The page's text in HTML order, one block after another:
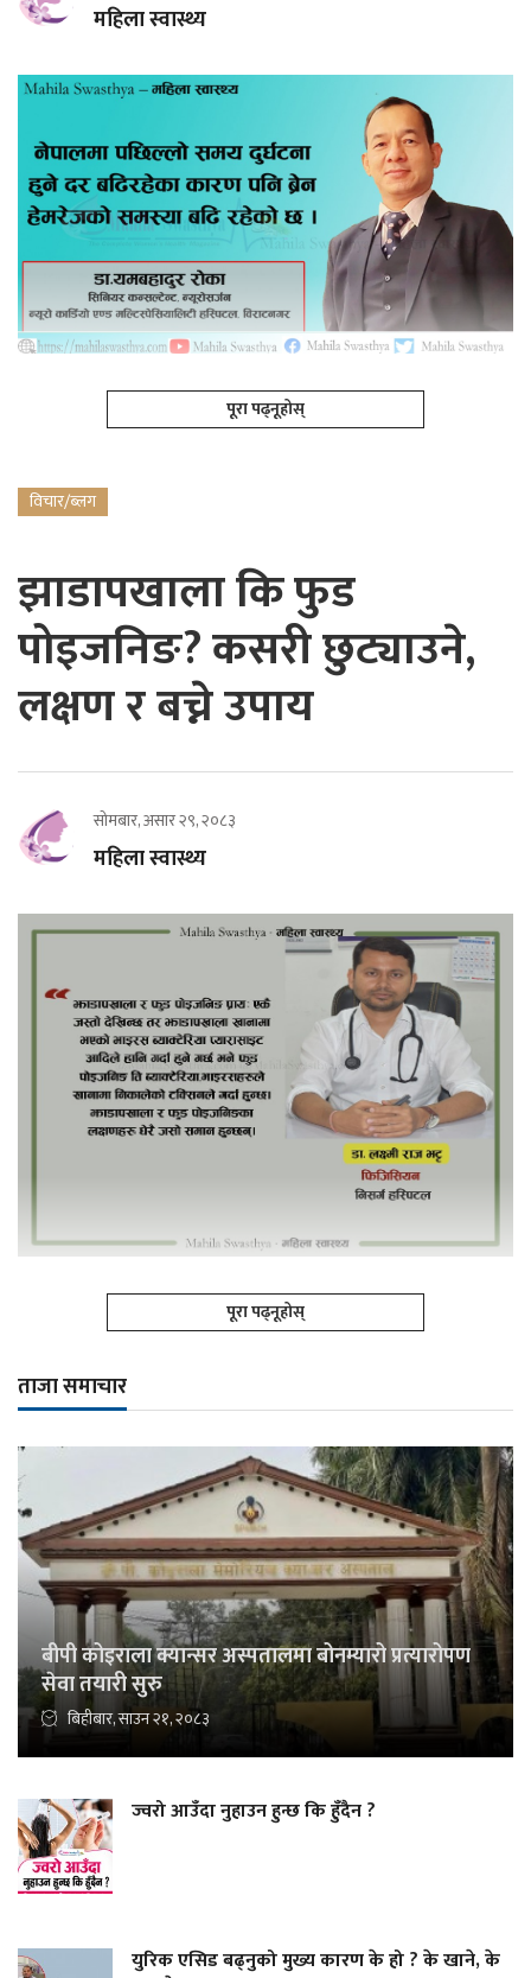
महिला स्वास्थ्य
पूरा पढ्नूहोस्
विचार/ब्लग
झाडापखाला कि फुड
पोइजनिङ? कसरी छुट्याउने,
लक्षण र बच्ने उपाय
सोमबार, असार २९, २०८३
महिला स्वास्थ्य
पूरा पढ्नूहोस्
ताजा समाचार
बीपी कोइराला क्यान्सर अस्पतालमा बोनम्यारो प्रत्यारोपण
सेवा तयारी सुरु
बिहीबार, साउन २१, २०८३
ज्वरो आउँदा नुहाउन हुन्छ कि हुँदैन ?
युरिक एसिड बढ्नुको मुख्य कारण के हो ? के खाने, के